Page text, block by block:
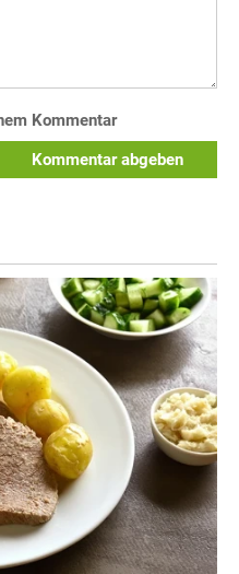
Kommentar
Kommentar abgeben